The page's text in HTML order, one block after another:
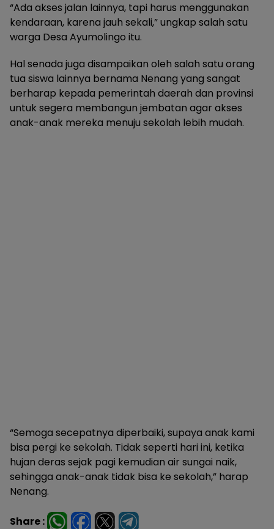
“Ada akses jalan lainnya, tapi harus menggunakan
kendaraan, karena jauh sekali,” ungkap salah satu
warga Desa Ayumolingo itu.
Hal senada juga disampaikan oleh salah satu orang
tua siswa lainnya bernama Nenang yang sangat
berharap kepada pemerintah daerah dan provinsi
untuk segera membangun jembatan agar akses
anak-anak mereka menuju sekolah lebih mudah.
“Semoga secepatnya diperbaiki, supaya anak kami
bisa pergi ke sekolah. Tidak seperti hari ini, ketika
hujan deras sejak pagi kemudian air sungai naik,
sehingga anak-anak tidak bisa ke sekolah,” harap
Nenang.
Share :